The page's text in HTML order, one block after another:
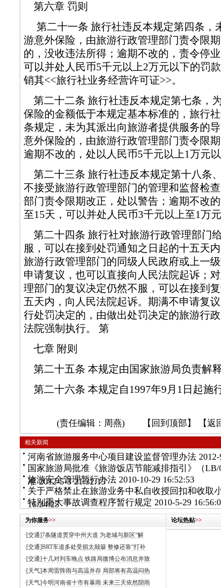
第六章 罚则
第二十一条 旅行社违反本规定第四条，
游意外保险，由旅游行政管理部门责令限
的，没收违法所得；逾期不改的，责令停
可以并处人民币5千元以上2万元以下的罚
销其<<旅行社业务经营许可证>>。
第二十二条 旅行社违反本规定第七条，
保险的金额低于本规定基本标准的，旅行
条规定，未为其派出向旅游者提供服务的
意外保险的，由旅游行政管理部门责令限
逾期不改的，处以人民币5千元以上1万
第二十三条 旅行社违反本规定第十八条
不接受旅游行政管理部门的管理和监督检
部门责令限期改正，处以警告；逾期不改
至15天，可以并处人民币3千元以上至
第二十四条 旅行社对旅游行政管理部门
服，可以在接到处罚通知之日起的十五天
旅游行政管理部门的同级人民政府或上一
申请复议，也可以直接向人民法院起诉；
理部门的复议决定仍然不服，可以在接到
五天内，向人民法院起诉。期满不申请复
行处罚决定的，由做出处罚决定的旅游行
法院强制执行。 第
七章 附则
第二十五条 本规定由国家旅游局负
第二十六条 本规定自1997年9月1日起施
(责任编辑：周燕) 【 回到顶部 】 【返
相关新闻
河南省旅游服务中心项目建设监督管理办法
国家旅游局批准《旅游饭店节能减排指引》（LB/
准2012-5-3 21:32:15
旅游安全管理暂行办法 2010-10-29 16:52:53
关于严格禁止在旅游业务中私自收授回扣和收取
16:34:25
特别重大事故调查程序暂行规定 2010-5-29
为你服务>>
·[交通]7条隧道贯穿中州大道 为老城与新区“解
·[交通]BRT车道多处受损太颠簸 整修还靠“打补
·[交通]十几对列车晚点 铁路局微博公布消息并致
·[天气]本周雷阵雨与高温并存 局部将有高温闷热
·[天气]今明河南省十市有暴雨 未来三天依然阴雨
论坛热贴>>